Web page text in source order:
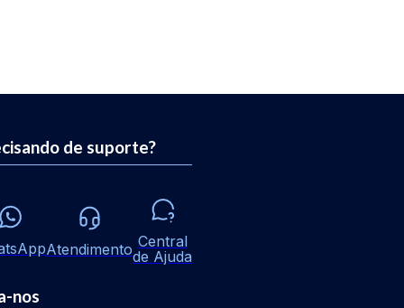
de suporte?
Atendimento Central
de Ajuda
nos